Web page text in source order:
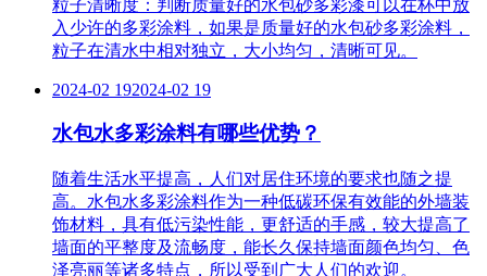
粒子清晰度：判断质量好的水包砂多彩漆可以在杯中放
入少许的多彩涂料，如果是质量好的水包砂多彩涂料，
粒子在清水中相对独立，大小均匀，清晰可见。
2024-02 192024-02 19
水包水多彩涂料有哪些优势？
随着生活水平提高，人们对居住环境的要求也随之提
高。水包水多彩涂料作为一种低碳环保有效能的外墙装
饰材料，具有低污染性能，更舒适的手感，较大提高了
墙面的平整度及流畅度，能长久保持墙面颜色均匀、色
泽亮丽等诸多特点，所以受到广大人们的欢迎。